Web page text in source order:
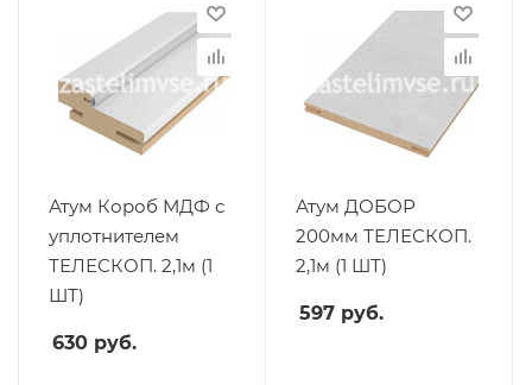
Атум Короб МДФ с
уплотнителем
ТЕЛЕСКОП. 2,1м (1
ШТ)
630 руб.
Атум ДОБОР
200мм ТЕЛЕСКОП.
2,1м (1 ШТ)
597 руб.